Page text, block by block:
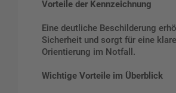
Vorteile der Kennzeichnung
Eine deutliche Beschilderung
Sicherheit und sorgt für eine klare
Orientierung im Notfall.
Wichtige Vorteile im Überblick